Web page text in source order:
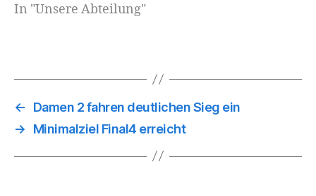
In "Unsere Abteilung"
←
Damen 2 fahren deutlichen Sieg ein
→
Minimalziel Final4 erreicht